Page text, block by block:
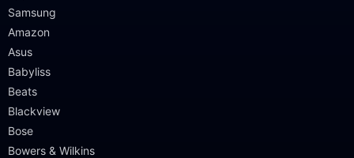
Samsung
Amazon
Asus
Babyliss
Beats
Blackview
Bose
Bowers & Wilkins